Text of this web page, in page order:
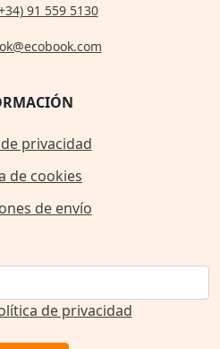
91 559 5130
privacidad
de cookies
de envío
de privacidad